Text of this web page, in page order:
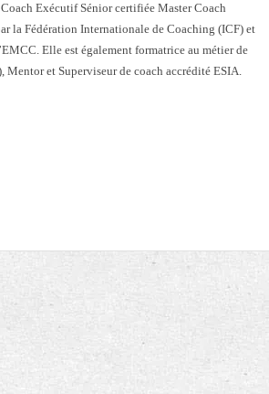
Exécutif Sénior certifiée Master Coach
Fédération Internationale de Coaching (ICF) et
Elle est également formatrice au métier de
Mentor et Superviseur de coach accrédité ESIA.